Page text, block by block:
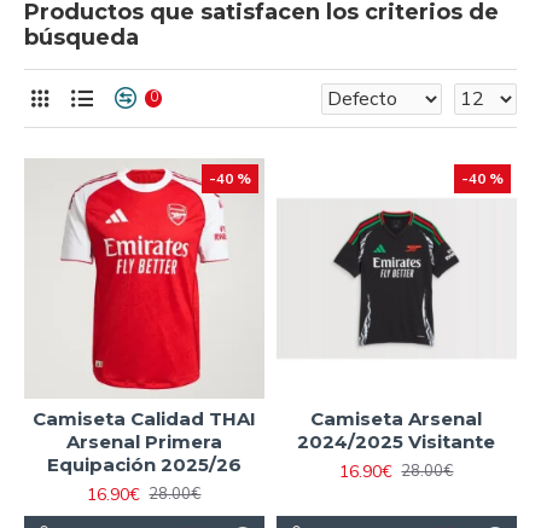
Productos que satisfacen los criterios de
búsqueda
0
-40 %
Camiseta Calidad THAI
Arsenal Primera
Equipación 2025/26
16.90€ 28.00€
-40 %
Camiseta Arsenal
2024/2025 Visitante
16.90€ 28.00€